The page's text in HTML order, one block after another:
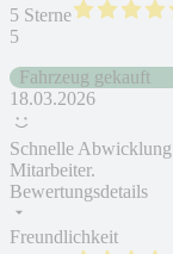
5 Sterne
5
Fahrzeug gekauft
18.03.2026
Schnelle
Mitarbeiter.
Bewertungsdetails
Freundlichkeit